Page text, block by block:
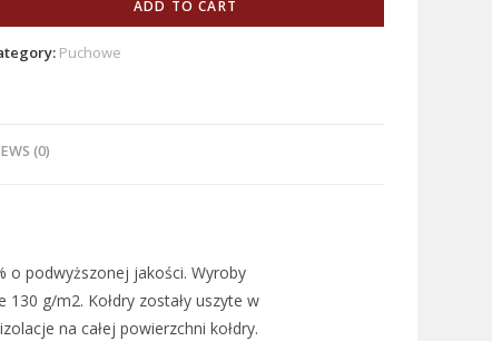
ADD TO CART
Puchowe
(0)
o podwyższonej jakości. Wyroby
g/m2. Kołdry zostały uszyte w
na całej powierzchni kołdry.